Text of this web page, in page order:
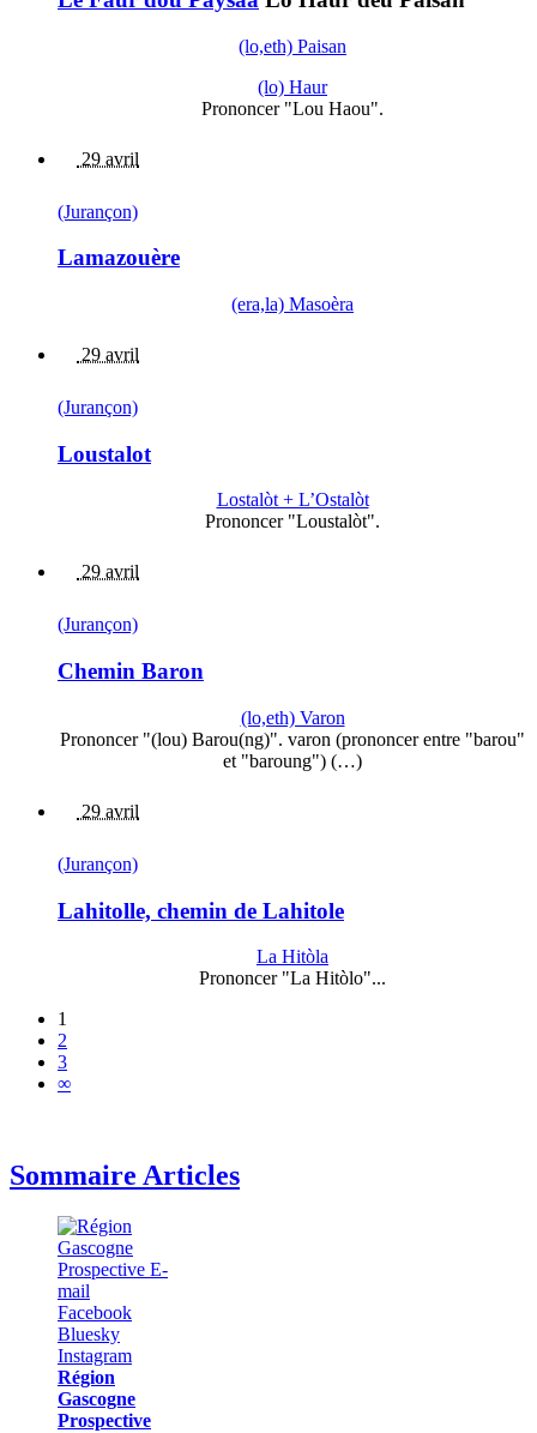
(lo,eth) Paisan
(lo) Haur
Prononcer "Lou Haou".
29 avril
(Jurançon)
Lamazouère
(era,la) Masoèra
29 avril
(Jurançon)
Loustalot
Lostalòt + L’Ostalòt
Prononcer "Loustalòt".
29 avril
(Jurançon)
Chemin Baron
(lo,eth) Varon
Prononcer "(lou) Barou(ng)". varon (prononcer entre "barou"
et "baroung") (…)
29 avril
(Jurançon)
Lahitolle, chemin de Lahitole
La Hitòla
Prononcer "La Hitòlo"...
1
2
3
∞
Sommaire Articles
Région
Gascogne
Prospective